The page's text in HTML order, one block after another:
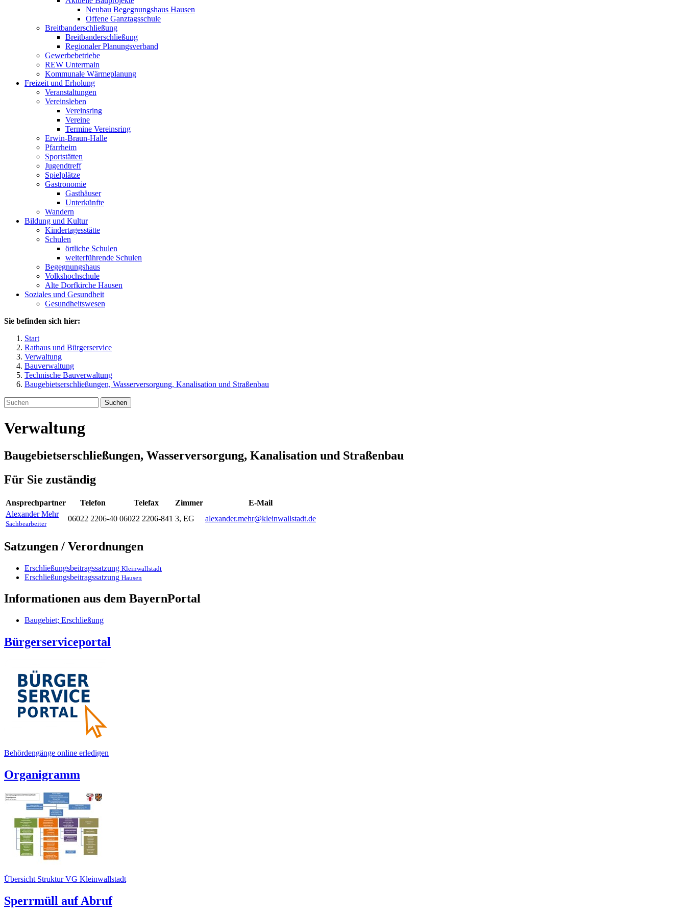
Neubau Begegnungshaus Hausen
Offene Ganztagsschule
Breitbanderschließung
Breitbanderschließung
Regionaler Planungsverband
Gewerbebetriebe
REW Untermain
Kommunale Wärmeplanung
Freizeit und Erholung
Veranstaltungen
Vereinsleben
Vereinsring
Vereine
Termine Vereinsring
Erwin-Braun-Halle
Pfarrheim
Sportstätten
Jugendtreff
Spielplätze
Gastronomie
Gasthäuser
Unterkünfte
Wandern
Bildung und Kultur
Kindertagesstätte
Schulen
örtliche Schulen
weiterführende Schulen
Begegnungshaus
Volkshochschule
Alte Dorfkirche Hausen
Soziales und Gesundheit
Gesundheitswesen
Sie befinden sich hier:
Start
Rathaus und Bürgerservice
Verwaltung
Bauverwaltung
Technische Bauverwaltung
Baugebietserschließungen, Wasserversorgung, Kanalisation und Straßenbau
Suchen
Verwaltung
Baugebietserschließungen, Wasserversorgung, Kanalisation und Straßenbau
Für Sie zuständig
Ansprechpartner Telefon Telefax Zimmer
E-Mail
Alexander Mehr
Sachbearbeiter
06022 2206-40 06022 2206-841 3, EG alexander.mehr@kleinwallstadt.de
Satzungen / Verordnungen
Erschließungsbeitragssatzung Kleinwallstadt
Erschließungsbeitragssatzung Hausen
Informationen aus dem BayernPortal
Baugebiet; Erschließung
Bürgerserviceportal
Behördengänge online erledigen
Organigramm
Übersicht Struktur VG Kleinwallstadt
Sperrmüll auf Abruf